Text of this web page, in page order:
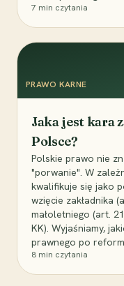
7 min czytania
PRAWO KARNE
Jaka jest kara
Polsce?
Polskie prawo nie
"porwanie". W
kwalifikuje się jako
wzięcie zakładnika
małoletniego (art.
KK). Wyjaśniamy,
prawnego po
8 min czytania